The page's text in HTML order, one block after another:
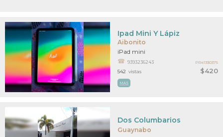
Aibonito
$420
Ipad Mini Y Lápiz
iPad mini
9393236243
MAS
542 vistas
PR41330375
Guaynabo
Dos Columbarios